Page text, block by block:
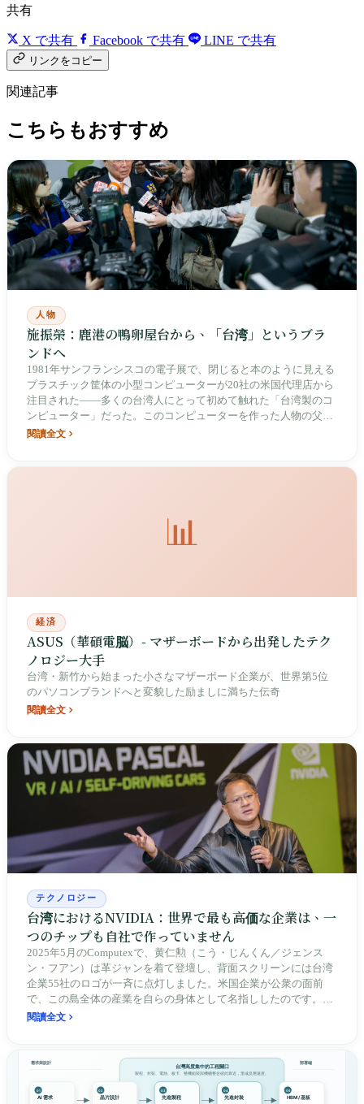
共有
X で共有 Facebook で共有 LINE で共有
リンクをコピー
関連記事
こちらもおすすめ
人物
施振榮：鹿港の鴨卵屋台から、「台湾」というブラ
ンドへ
1981年サンフランシスコの電子展で、閉じると本のように見える
プラスチック筐体の小型コンピューターが20社の米国代理店から
注目された——多くの台湾人にとって初めて触れた「台湾製のコ
ンピューター」だった。このコンピューターを作った人物の父は
彼が3歳の時に過労で早世し、母が鴨卵や愛国くじを売って育て
閱讀全文
📊
経済
ASUS（華碩電脳）- マザーボードから出発したテク
ノロジー大手
台湾・新竹から始まった小さなマザーボード企業が、世界第5位
のパソコンブランドへと変貌した励ましに満ちた伝奇
閱讀全文
テクノロジー
台湾におけるNVIDIA：世界で最も高価な企業は、一
つのチップも自社で作っていません
2025年5月のComputexで、黄仁勲（こう・じんくん／ジェンス
ン・フアン）は革ジャンを着て登壇し、背面スクリーンには台湾
企業55社のロゴが一斉に点灯しました。米国企業が公衆の面前
で、この島全体の産業を自らの身体として名指ししたのです。
1996年に張忠謀（ちょう・ちゅうぼう／モリス・チャン）へ送っ
体を台湾に預けてきました。台湾はその結果、世界が切ることの
できないスイッチを握っています。しかし粗利はわずか5%、水と
電力は吸い上げられ、戦争リスクは島の上に置かれています。離
閱讀全文